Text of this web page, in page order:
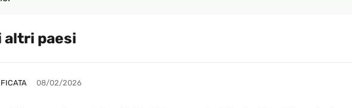
altri paesi
08/02/2026